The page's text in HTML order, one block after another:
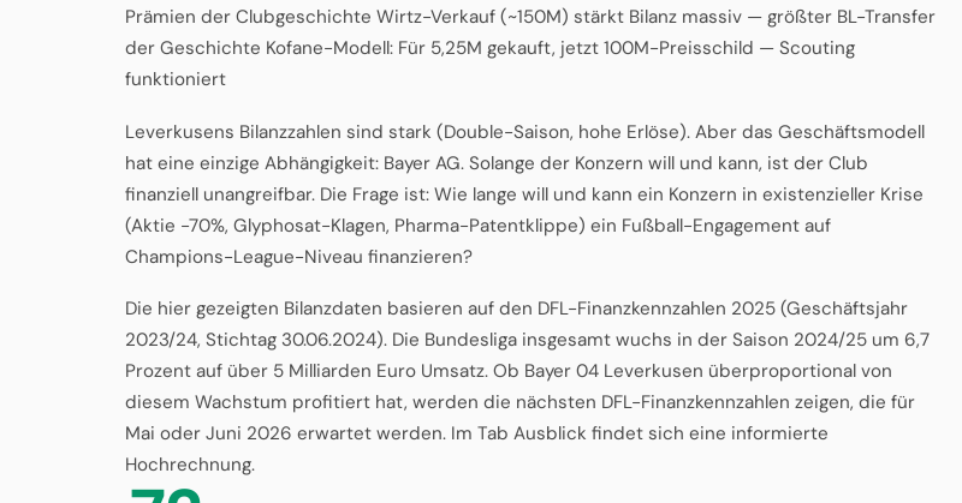
Prämien der Clubgeschichte Wirtz-Verkauf (~150M) stärkt Bilanz massiv — größter BL-Transfer
der Geschichte Kofane-Modell: Für 5,25M gekauft, jetzt 100M-Preisschild — Scouting
funktioniert
Leverkusens Bilanzzahlen sind stark (Double-Saison, hohe Erlöse). Aber das Geschäftsmodell
hat eine einzige Abhängigkeit: Bayer AG. Solange der Konzern will und kann, ist der Club
finanziell unangreifbar. Die Frage ist: Wie lange will und kann ein Konzern in existenzieller Krise
(Aktie -70%, Glyphosat-Klagen, Pharma-Patentklippe) ein Fußball-Engagement auf
Champions-League-Niveau finanzieren?
Die hier gezeigten Bilanzdaten basieren auf den DFL-Finanzkennzahlen 2025 (Geschäftsjahr
2023/24, Stichtag 30.06.2024). Die Bundesliga insgesamt wuchs in der Saison 2024/25 um 6,7
Prozent auf über 5 Milliarden Euro Umsatz. Ob Bayer 04 Leverkusen überproportional von
diesem Wachstum profitiert hat, werden die nächsten DFL-Finanzkennzahlen zeigen, die für
Mai oder Juni 2026 erwartet werden. Im Tab Ausblick findet sich eine informierte
Hochrechnung.